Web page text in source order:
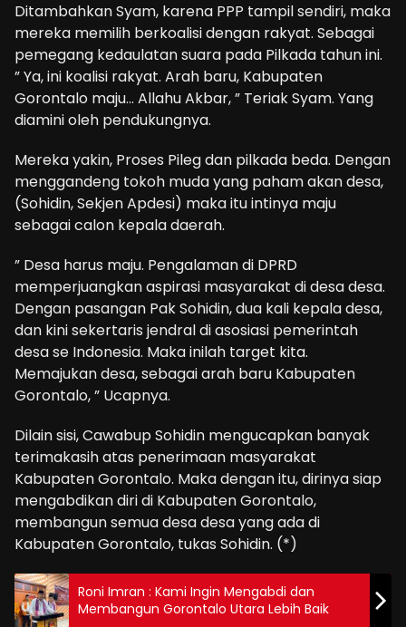
Ditambahkan Syam, karena PPP tampil sendiri, maka
mereka memilih berkoalisi dengan rakyat. Sebagai
pemegang kedaulatan suara pada Pilkada tahun ini.
” Ya, ini koalisi rakyat. Arah baru, Kabupaten
Gorontalo maju… Allahu Akbar, ” Teriak Syam. Yang
diamini oleh pendukungnya.
Mereka yakin, Proses Pileg dan pilkada beda. Dengan
menggandeng tokoh muda yang paham akan desa,
(Sohidin, Sekjen Apdesi) maka itu intinya maju
sebagai calon kepala daerah.
” Desa harus maju. Pengalaman di DPRD
memperjuangkan aspirasi masyarakat di desa desa.
Dengan pasangan Pak Sohidin, dua kali kepala desa,
dan kini sekertaris jendral di asosiasi pemerintah
desa se Indonesia. Maka inilah target kita.
Memajukan desa, sebagai arah baru Kabupaten
Gorontalo, ” Ucapnya.
Dilain sisi, Cawabup Sohidin mengucapkan banyak
terimakasih atas penerimaan masyarakat
Kabupaten Gorontalo. Maka dengan itu, dirinya siap
mengabdikan diri di Kabupaten Gorontalo,
membangun semua desa desa yang ada di
Kabupaten Gorontalo, tukas Sohidin. (*)
Roni Imran : Kami Ingin Mengabdi dan
Membangun Gorontalo Utara Lebih Baik